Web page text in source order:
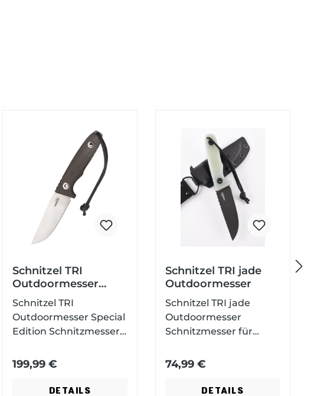
Schnitzel TRI
Outdoormesser
Special Edition
Schnitzel TRI
Outdoormesser Special
Edition Schnitzmesser
ErwachseneGriffschale
aus CPM 3V mit
199,99 €
DETAILS
Schnitzel TRI jade
Outdoormesser
Schnitzel TRI jade
Outdoormesser
Schnitzmesser für
Stonewash Finish
14C28N-Stahl mit
74,99 €
DETAILS